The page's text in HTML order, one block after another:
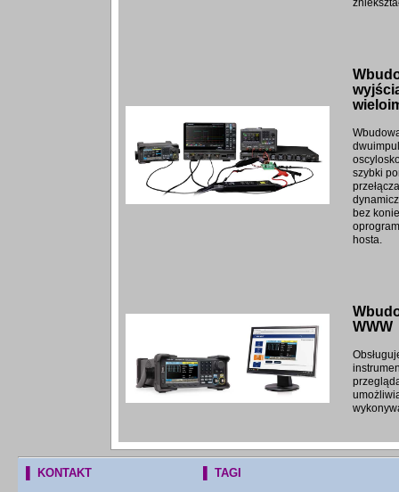
szybki
bez
hosta.
WWW
▌ KONTAKT
▌ TAGI